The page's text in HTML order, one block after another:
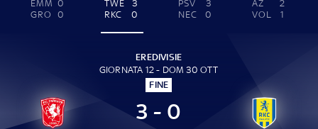
EMM 0
GRO
0
TWE
3
RKC
0
PSV
3
NEC
0
AZ
2
VOL
1
EREDIVISIE
GIORNATA 12 - DOM 30 OTT
FINE
3 - 0